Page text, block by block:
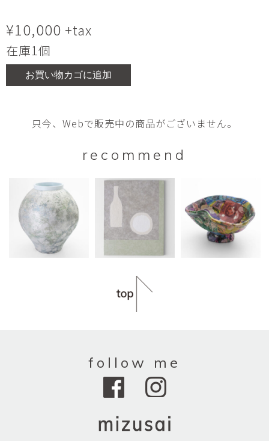
¥10,000 +tax
在庫1個
お買い物カゴに追加
只今、Webで販売中の商品がございません。
recommend
follow me